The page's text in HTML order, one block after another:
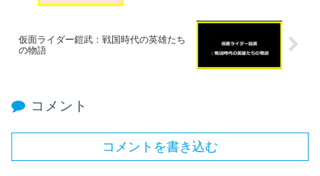
仮面ライダー鎧武：戦国時代の英雄たち
の物語
コメント
コメントを書き込む